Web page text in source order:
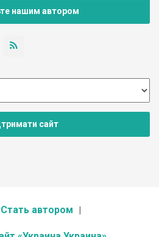
нашим автором
сайт
Стать автором